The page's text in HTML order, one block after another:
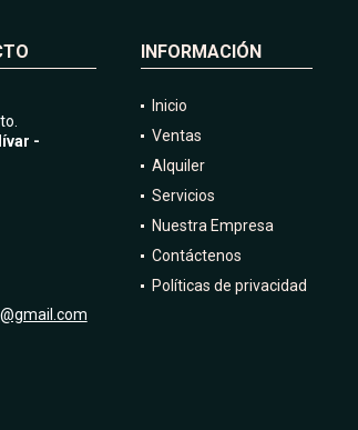
-
INFORMACIÓN
Inicio
Ventas
Alquiler
Servicios
Nuestra Empresa
Contáctenos
Políticas de privacidad